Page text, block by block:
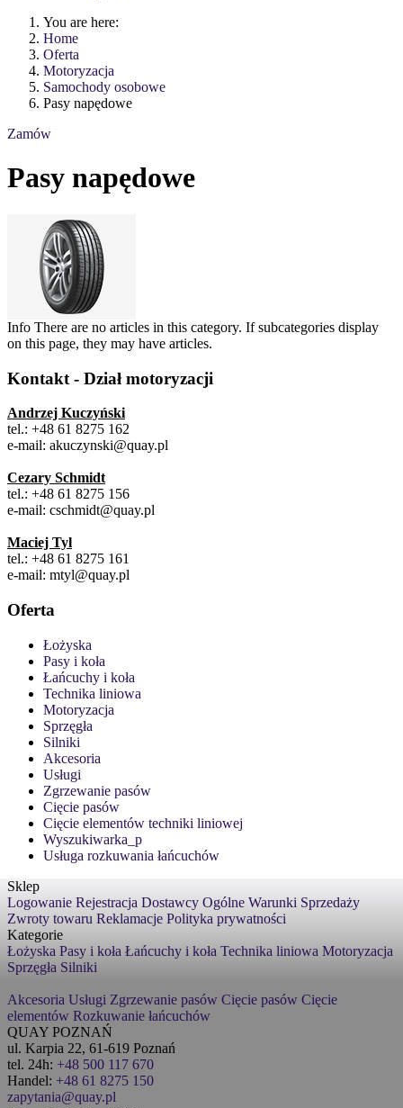
You are here:
Home
Oferta
Motoryzacja
Samochody osobowe
Pasy napędowe
Zamów
Pasy napędowe
Info There are no articles in this category. If subcategories display
on this page, they may have articles.
Kontakt - Dział motoryzacji
Andrzej Kuczyński
tel.: +48 61 8275 162
e-mail: akuczynski@quay.pl
Cezary Schmidt
tel.: +48 61 8275 156
e-mail: cschmidt@quay.pl
Maciej Tyl
tel.: +48 61 8275 161
e-mail: mtyl@quay.pl
Oferta
Łożyska
Pasy i koła
Łańcuchy i koła
Technika liniowa
Motoryzacja
Sprzęgła
Silniki
Akcesoria
Usługi
Zgrzewanie pasów
Cięcie pasów
Cięcie elementów techniki liniowej
Wyszukiwarka_p
Usługa rozkuwania łańcuchów
Sklep
Logowanie Rejestracja Dostawcy Ogólne Warunki Sprzedaży
Zwroty towaru Reklamacje Polityka prywatności
Kategorie
Łożyska Pasy i koła Łańcuchy i koła Technika liniowa Motoryzacja
Sprzęgła Silniki
Akcesoria Usługi Zgrzewanie pasów Cięcie pasów Cięcie
elementów Rozkuwanie łańcuchów
QUAY POZNAŃ
ul. Karpia 22, 61-619 Poznań
tel. 24h: +48 500 117 670
Handel: +48 61 8275 150
zapytania@quay.pl